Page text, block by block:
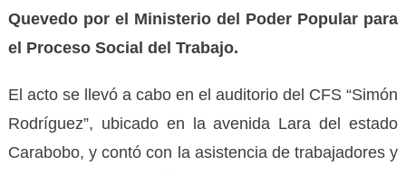
Quevedo por el Ministerio del Poder Popular para
el Proceso Social del Trabajo.
El acto se llevó a cabo en el auditorio del CFS “Simón
Rodríguez”, ubicado en la avenida Lara del estado
Carabobo, y contó con la asistencia de trabajadores y